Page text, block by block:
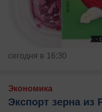
сегодня в 16:30
Экономика
Экспорт зерна из